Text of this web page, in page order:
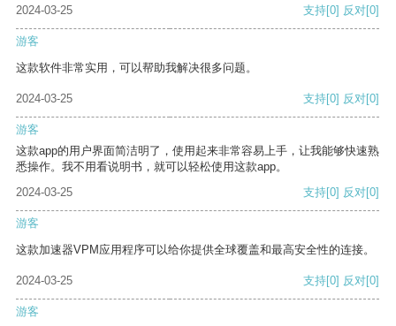
2024-03-25
支持[0] 反对[0]
游客
这款软件非常实用，可以帮助我解决很多问题。
2024-03-25 支持[0] 反对[0]
游客
这款app的用户界面简洁明了，使用起来非常容易上手，让我能够快速熟
悉操作。我不用看说明书，就可以轻松使用这款app。
2024-03-25
支持[0] 反对[0]
游客
这款加速器VPM应用程序可以给你提供全球覆盖和最高安全性的连接。
2024-03-25 支持[0] 反对[0]
游客